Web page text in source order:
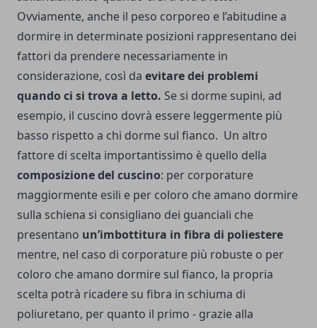
Ovviamente, anche il peso corporeo e l’abitudine a
dormire in determinate posizioni rappresentano dei
fattori da prendere necessariamente in
considerazione, così da evitare dei problemi
quando ci si trova a letto. Se si dorme supini, ad
esempio, il cuscino dovrà essere leggermente più
basso rispetto a chi dorme sul fianco. Un altro
fattore di scelta importantissimo è quello della
composizione del cuscino: per corporature
maggiormente esili e per coloro che amano dormire
sulla schiena si consigliano dei guanciali che
presentano un’imbottitura in fibra di poliestere
mentre, nel caso di corporature più robuste o per
coloro che amano dormire sul fianco, la propria
scelta potrà ricadere su fibra in schiuma di
poliuretano, per quanto il primo - grazie alla